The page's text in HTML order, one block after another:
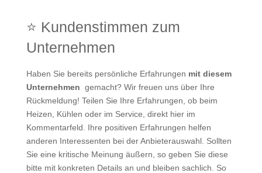
⭐ Kundenstimmen zum
Unternehmen
Haben Sie bereits persönliche Erfahrungen mit diesem
Unternehmen gemacht? Wir freuen uns über Ihre
Rückmeldung! Teilen Sie Ihre Erfahrungen, ob beim
Heizen, Kühlen oder im Service, direkt hier im
Kommentarfeld. Ihre positiven Erfahrungen helfen
anderen Interessenten bei der Anbieterauswahl. Sollten
Sie eine kritische Meinung äußern, so geben Sie diese
bitte mit konkreten Details an und bleiben sachlich. So